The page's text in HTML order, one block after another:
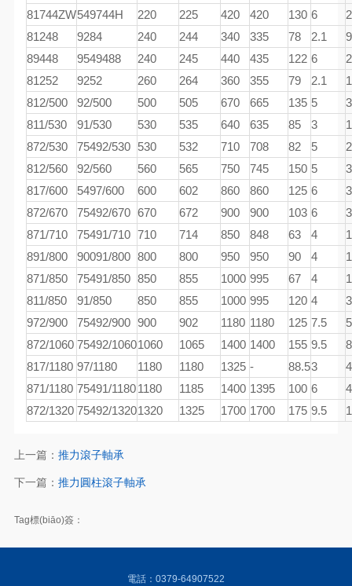
81744ZW549744H 220 225 420 420 130 6
81248
9284 240 244 340 335 78 2.1
89448
9549488 240 245 440 435 122 6
81252
9252 260 264 360 355 79 2.1
812/500
92/500 500 505 670 665 135 5
811/530
91/530 530 535 640 635 85 3
872/530
75492/530 530 532 710 708 82 5
812/560
92/560 560 565 750 745 150 5
817/600
5497/600 600 602 860 860 125 6
872/670
75492/670 670 672 900 900 103 6
871/710
75491/710 710 714 850 848 63 4
891/800
90091/800 800 800 950 950 90 4
871/850
75491/850 850 855 1000 995 67 4
811/850
91/850 850 855 1000 995 120 4
972/900
75492/900 900 902 1180 1180 125 7.5
872/1060 75492/10601060 1065 1400 1400 155 9.5
817/1180 97/1180 1180 1180 1325 - 88.53
871/1180 75491/11801180 1185 1400 1395 100 6
872/1320 75492/13201320 1325 1700 1700 175 9.5
上一篇： 推力滾子軸承
下一篇： 推力圓柱滾子軸承
Tag標(biāo)簽：
電話：0379-64907522